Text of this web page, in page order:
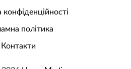
конфіденційності
політика
Контакти